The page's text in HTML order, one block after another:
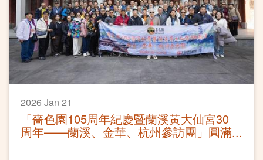
2026 Jan 21
「嗇色園105周年紀慶暨蘭溪黃大仙宮30
周年——蘭溪、金華、杭州參訪團」圓滿